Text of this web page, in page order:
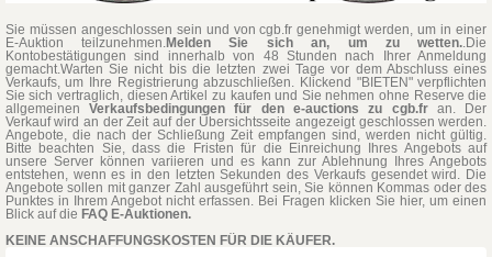
Sie müssen angeschlossen sein und von cgb.fr genehmigt werden, um in einer
E-Auktion teilzunehmen.Melden Sie sich an, um zu wetten. .Die
Kontobestätigungen sind innerhalb von 48 Stunden nach Ihrer Anmeldung
gemacht.Warten Sie nicht bis die letzten zwei Tage vor dem Abschluss eines
Verkaufs, um Ihre Registrierung abzuschließen. Klickend "BIETEN" verpflichten
Sie sich vertraglich, diesen Artikel zu kaufen und Sie nehmen ohne Reserve die
allgemeinenVerkaufsbedingungen für den e-auctions zu cgb.fran. Der
Verkauf wird an der Zeit auf der Übersichtsseite angezeigt geschlossen werden.
Angebote, die nach der Schließung Zeit empfangen sind, werden nicht gültig.
Bitte beachten Sie, dass die Fristen für die Einreichung Ihres Angebots auf
unsere Server können variieren und es kann zur Ablehnung Ihres Angebots
entstehen, wenn es in den letzten Sekunden des Verkaufs gesendet wird. Die
Angebote sollen mit ganzer Zahl ausgeführt sein, Sie können Kommas oder des
Punktes in Ihrem Angebot nicht erfassen. Bei Fragen klicken Sie hier, um einen
Blick auf die FAQ E-Auktionen.
KEINE ANSCHAFFUNGSKOSTEN FÜR DIE KÄUFER.